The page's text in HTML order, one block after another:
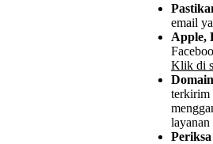
email
Apple,
Klik di
terkirim